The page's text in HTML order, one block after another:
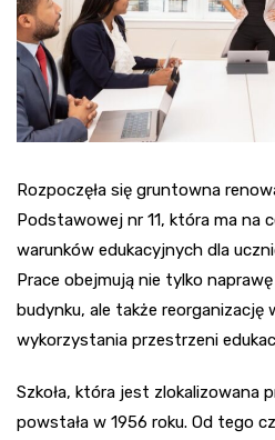
Rozpoczęła się gruntowna
Podstawowej nr 11, która ma na
warunków edukacyjnych dla
Prace obejmują nie tylko
budynku, ale także
wykorzystania przestrzeni
Szkoła, która jest zlokalizowana
powstała w 1956 roku. Od tego